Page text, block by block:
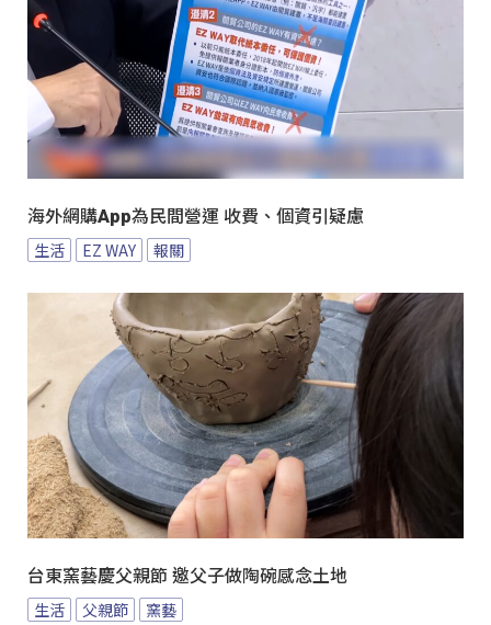
海外網購App為民間營運 收費、個資引疑慮
生活 EZ WAY 報關
台東窯藝慶父親節 邀父子做陶碗感念土地
生活 父親節 窯藝